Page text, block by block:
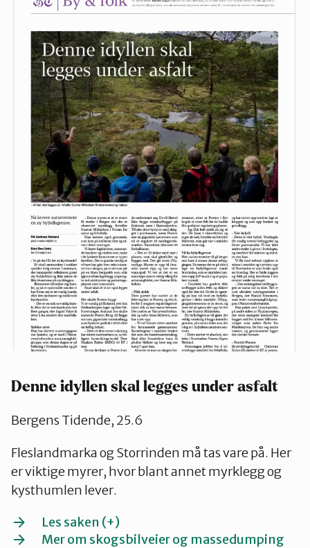
Denne idyllen skal legges under asfalt
Bergens Tidende, 25.6
Fleslandmarka og Storrinden må tas vare på. Her
er viktige myrer, hvor blant annet myrklegg og
kysthumlen lever.
Les saken (+)
Mer om skogsbilveier og massedumping